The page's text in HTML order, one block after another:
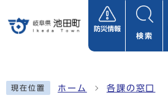
防災情報
検索
現在位置 ホーム 各課の窓口